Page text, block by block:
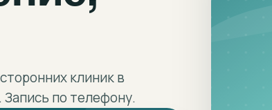
клиник в
по телефону.